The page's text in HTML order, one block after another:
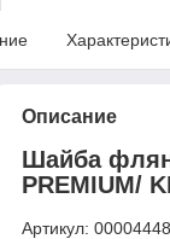
Описание
Шайба
PREMIUM/
Артикул: